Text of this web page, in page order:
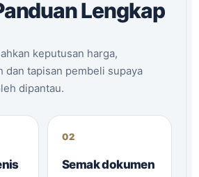
Lengkap
keputusan harga,
dan tapisan pembeli supaya
dipantau.
Semak dokumen